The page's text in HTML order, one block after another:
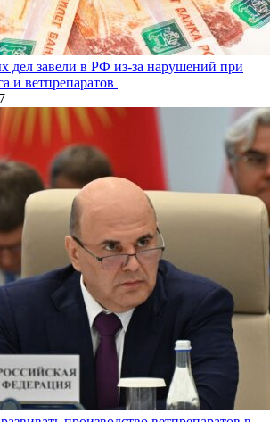
дел завели в РФ из-за нарушений при
и ветпрепаратов